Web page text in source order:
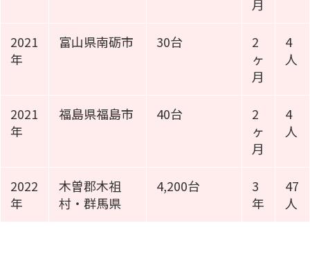
月
2021
年
富山県南砺市 30台
2
ヶ
月
4
人
2021
年
福島県福島市 40台
2
ヶ
月
4
人
2022
年
木曽郡木祖
村・群馬県
4,200台
3
年
47
人